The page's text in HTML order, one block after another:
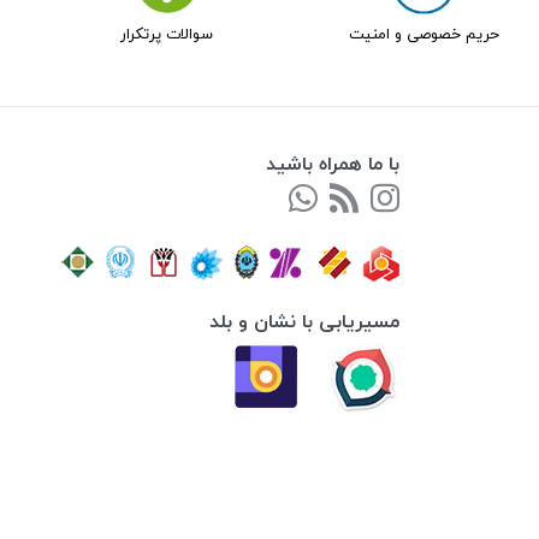
حریم خصوصی و امنیت سوالات پرتکرار
با ما همراه باشید
مسیریابی با نشان و بلد